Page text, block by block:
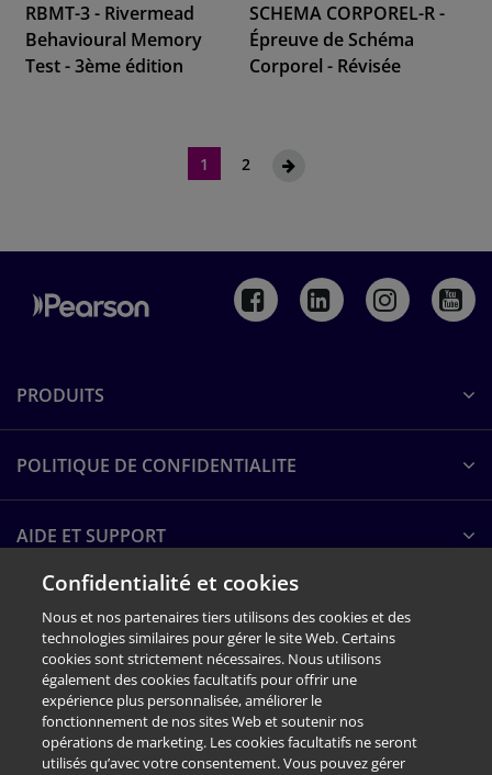
RBMT-3 - Rivermead
Behavioural Memory
Test - 3ème édition
SCHEMA CORPOREL-R -
Épreuve de Schéma
Corporel - Révisée
PageVous êtes actuellement sur la page
1 Page
2 Suivant
PRODUITS
POLITIQUE DE CONFIDENTIALITE
AIDE ET SUPPORT
A PROPOS DE PEARSON
Confidentialité et cookies
Nous et nos partenaires tiers utilisons des cookies et des
technologies similaires pour gérer le site Web. Certains
cookies sont strictement nécessaires. Nous utilisons
également des cookies facultatifs pour offrir une
expérience plus personnalisée, améliorer le
fonctionnement de nos sites Web et soutenir nos
opérations de marketing. Les cookies facultatifs ne seront
utilisés qu’avec votre consentement. Vous pouvez gérer